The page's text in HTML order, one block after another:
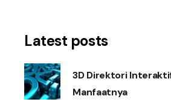
Latest posts
3D Direktori
Manfaatnya